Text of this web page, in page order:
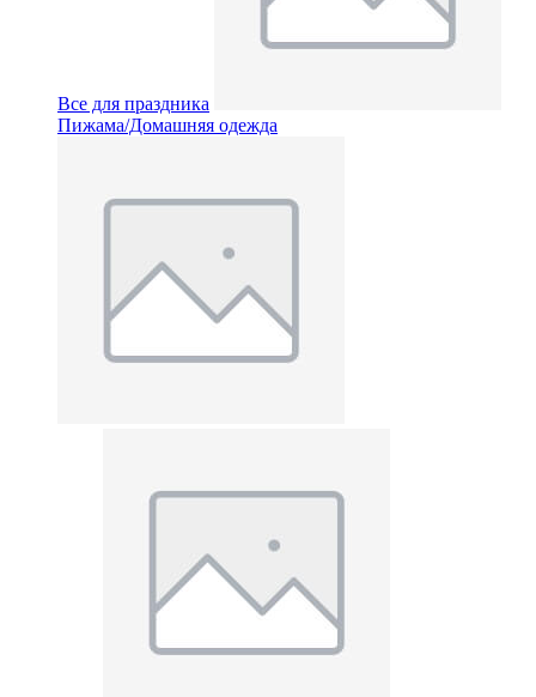
Все для праздника
Пижама/Домашняя одежда